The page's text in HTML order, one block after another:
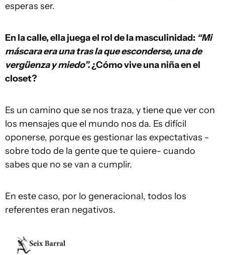
esperas ser.
En la calle, ella juega el rol de la masculinidad: “Mi
máscara era una tras la que esconderse, una de
vergüenza y miedo”.¿Cómo vive una niña en el
closet?
Es un camino que se nos traza, y tiene que ver con
los mensajes que el mundo nos da. Es difícil
oponerse, porque es gestionar las expectativas -
sobre todo de la gente que te quiere- cuando
sabes que no se van a cumplir.
En este caso, por lo generacional, todos los
referentes eran negativos.